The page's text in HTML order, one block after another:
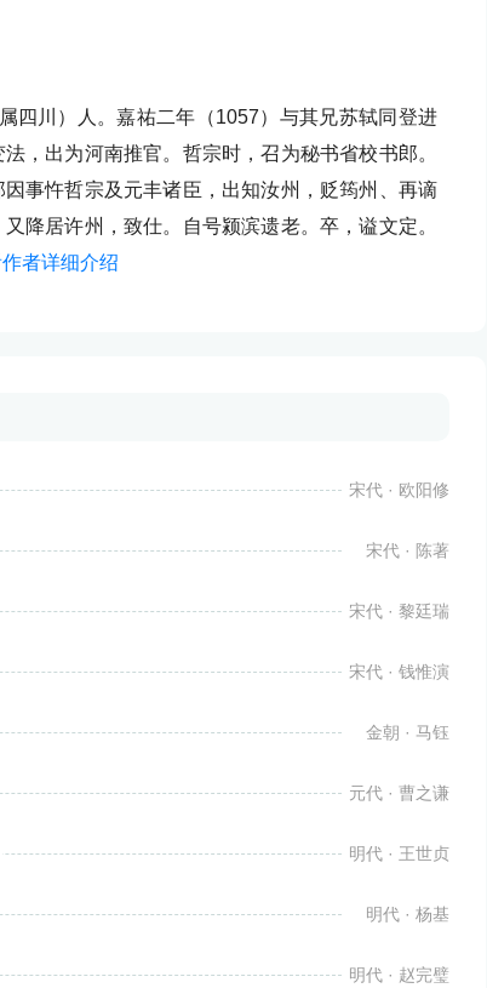
四川）人。嘉祐二年（1057）与其兄苏轼同登进
，出为河南推官。哲宗时，召为秘书省校书郎。
事忤哲宗及元丰诸臣，出知汝州，贬筠州、再谪
降居许州，致仕。自号颍滨遗老。卒，谥文定。
者详细介绍
宋代 · 欧阳修
宋代 · 陈著
宋代 · 黎廷瑞
宋代 · 钱惟演
金朝 · 马钰
元代 · 曹之谦
明代 · 王世贞
明代 · 杨基
明代 · 赵完璧